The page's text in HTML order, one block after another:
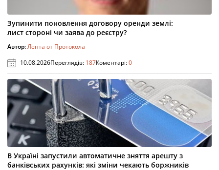
Зупинити поновлення договору оренди землі:
лист стороні чи заява до реєстру?
Автор:Лента от Протокола
10.08.2026Переглядів: 187Коментарі:0
В Україні запустили автоматичне зняття арешту з
банківських рахунків: які зміни чекають боржників